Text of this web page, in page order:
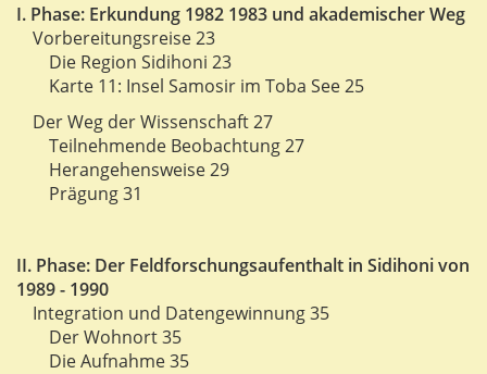
I. Phase: Erkundung 1982 1983 und akademischer Weg
Vorbereitungsreise 23
Die Region Sidihoni 23
Karte 11: Insel Samosir im Toba See 25
Der Weg der Wissenschaft 27
Teilnehmende Beobachtung 27
Herangehensweise 29
Prägung 31
II. Phase: Der Feldforschungsaufenthalt in Sidihoni von
1989 - 1990
Integration und Datengewinnung 35
Der Wohnort 35
Die Aufnahme 35